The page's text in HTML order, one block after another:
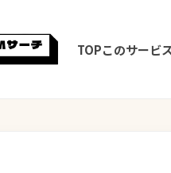
TOPこのサービ